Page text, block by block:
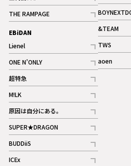
記事
THE RAMPAGE
記事
ギャラリー
EBiDAN
Lienel
記事
ONE N’ONLY
記事
超特急
記事
M!LK
記事
原因は自分にある。
記事
SUPER★DRAGON
記事
BUDDiiS
記事
ICEx
記事
記事
&TEAM
記事
TWS
記事
aoen
記事